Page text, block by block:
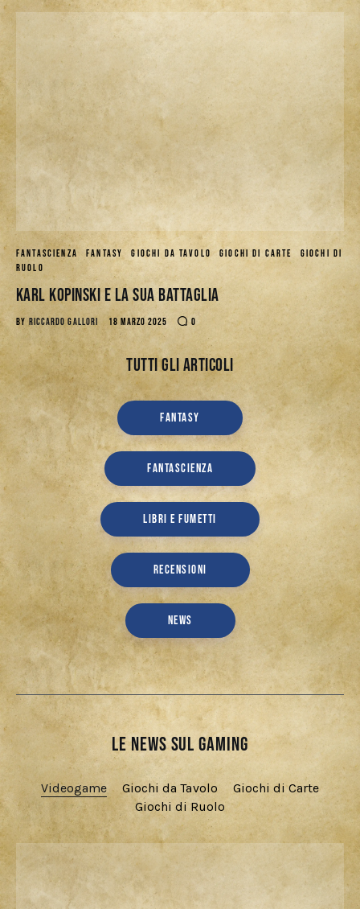
FANTASCIENZA FANTASY GIOCHI DA TAVOLO GIOCHI DI CARTE
GIOCHI DI
RUOLO
Karl Kopinski e la Sua Battaglia
BY RICCARDO GALLORI 18 MARZO 2025 0
Tutti gli articoli
FANTASY
FANTASCIENZA
LIBRI E FUMETTI
RECENSIONI
NEWS
Le news sul gaming
Videogame Giochi da Tavolo
Giochi di Carte
Giochi di Ruolo